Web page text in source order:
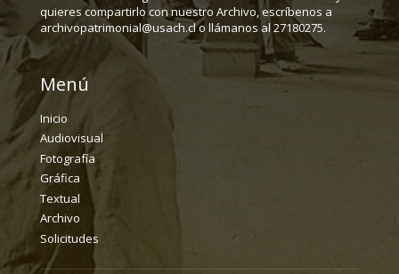
quieres compartirlo con nuestro Archivo, escríbenos a
archivopatrimonial@usach.cl o llámanos al 27180275.
Menú
Inicio
Audiovisual
Fotografía
Gráfica
Textual
Archivo
Solicitudes